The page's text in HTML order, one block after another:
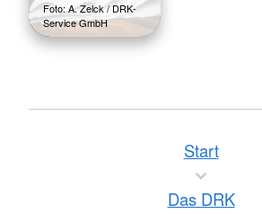
Foto: A. Zelck / DRK-
Service GmbH
Start
Das DRK